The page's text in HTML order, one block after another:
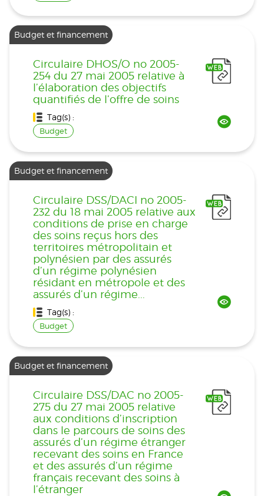
Budget et financement
Circulaire DHOS/O no 2005-
254 du 27 mai 2005 relative à
l’élaboration des objectifs
quantifiés de l’offre de soins
Tag(s) :
Budget
Budget et financement
Circulaire DSS/DACI no 2005-
232 du 18 mai 2005 relative aux
conditions de prise en charge
des soins reçus hors des
territoires métropolitain et
polynésien par des assurés
d’un régime polynésien
résidant en métropole et des
assurés d’un régime...
Tag(s) :
Budget
Budget et financement
Circulaire DSS/DAC no 2005-
275 du 27 mai 2005 relative
aux conditions d’inscription
dans le parcours de soins des
assurés d’un régime étranger
recevant des soins en France
et des assurés d’un régime
français recevant des soins à
l’étranger